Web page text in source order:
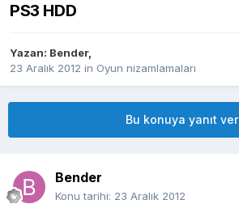
PS3 HDD
Yazan: Bender,
23 Aralık 2012 in Oyun nizamlamaları
Bu konuya yanıt ver
Bender
Konu tarihi: 23 Aralık 2012